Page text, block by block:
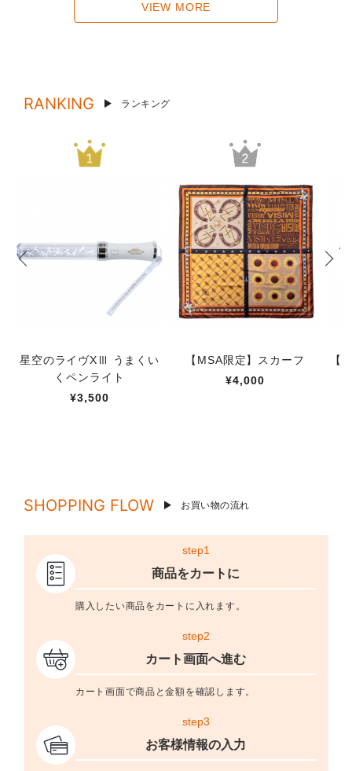
VIEW MORE
RANKING ランキング
星空のライヴXⅢ うまくい
くペンライト
¥3,500
【MSA限定】スカーフ
¥4,000
【
SHOPPING FLOW お買い物の流れ
step1
商品をカートに
購入したい商品をカートに入れます。
step2
カート画面へ進む
カート画面で商品と金額を確認します。
step3
お客様情報の入力